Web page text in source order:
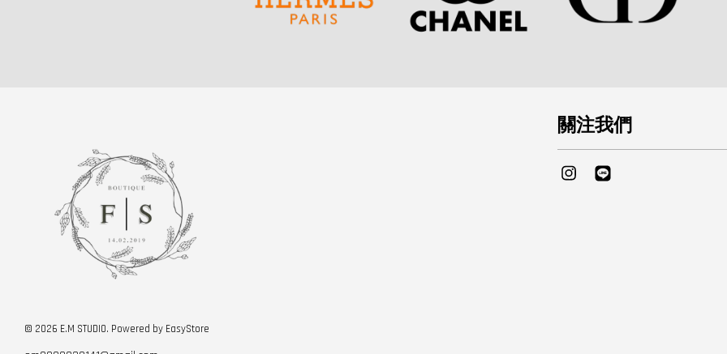
© 2026 E.M STUDIO. Powered by EasyStore
關注我們
Instagram